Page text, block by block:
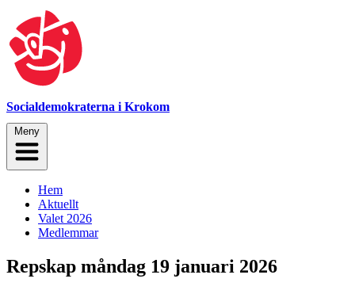
Socialdemokraterna i Krokom
Meny
Hem
Aktuellt
Valet 2026
Medlemmar
Repskap måndag 19 januari 2026